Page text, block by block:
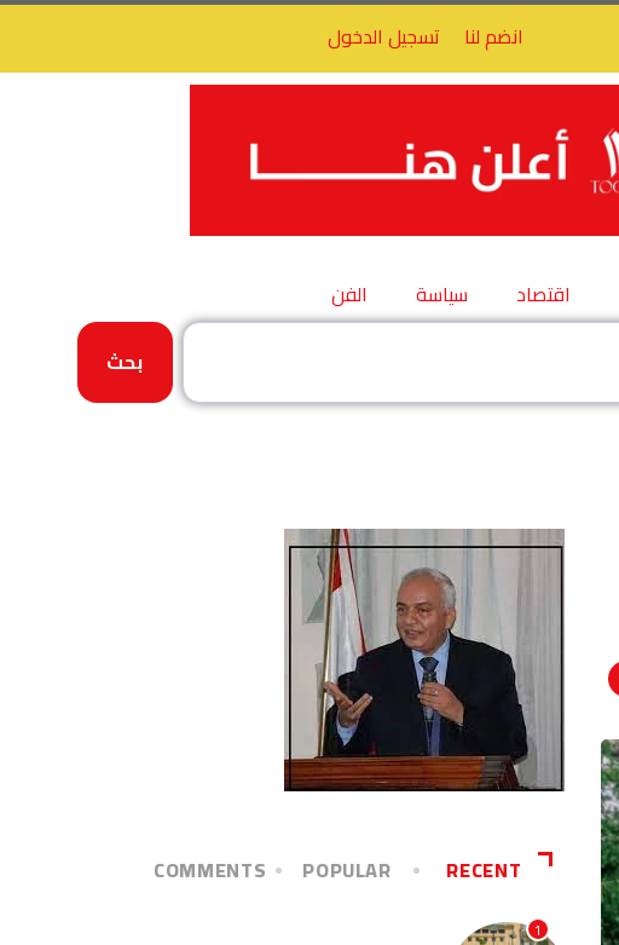
انضم لنا تسجيل الدخول
اقتصاد سياسة
الفن
بحث
RECENT
POPULAR
COMMENTS
1